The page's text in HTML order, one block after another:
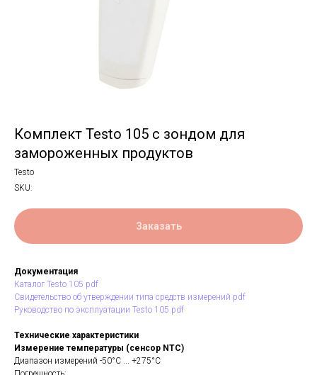
Комплект Testo 105 с зондом для
замороженных продуктов
Testo
SKU:
Заказать
Документация
Каталог Testo 105 pdf
Свидетельство об утверждении типа средств измерений pdf
Руководство по эксплуатации Testo 105 pdf
Технические характеристики
Измерение температуры (сенсор NTC)
Диапазон измерений -50°C ... +275°C